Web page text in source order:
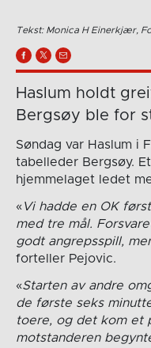
Tekst: Monica H Einerkjær,
Haslum holdt
Bergsøy ble for
Søndag var Haslum i
tabelleder Bergsøy.
hjemmelaget ledet
«Vi hadde en OK
med tre mål.
godt angrepsspill,
forteller Pejovic.
«Starten av andre
de første seks
toere, og det kom et
motstanderen